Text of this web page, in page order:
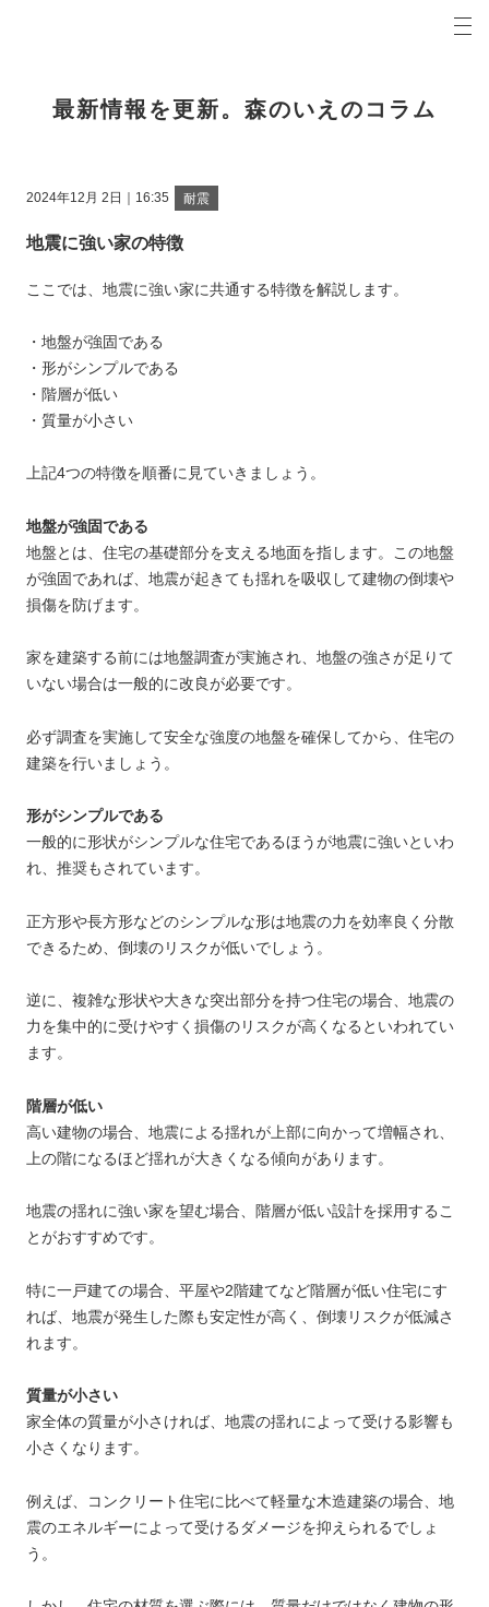
2024年12月 2日｜16:35 耐震
地震に強い家の特徴
最新情報を更新。森のいえのコラム
ここでは、地震に強い家に共通する特徴を解説します。
・地盤が強固である
・形がシンプルである
・階層が低い
・質量が小さい
上記4つの特徴を順番に見ていきましょう。
地盤が強固である
地盤とは、住宅の基礎部分を支える地面を指します。この地盤
が強固であれば、地震が起きても揺れを吸収して建物の倒壊や
損傷を防げます。
家を建築する前には地盤調査が実施され、地盤の強さが足りて
いない場合は一般的に改良が必要です。
必ず調査を実施して安全な強度の地盤を確保してから、住宅の
建築を行いましょう。
形がシンプルである
一般的に形状がシンプルな住宅であるほうが地震に強いといわ
れ、推奨もされています。
正方形や長方形などのシンプルな形は地震の力を効率良く分散
できるため、倒壊のリスクが低いでしょう。
逆に、複雑な形状や大きな突出部分を持つ住宅の場合、地震の
力を集中的に受けやすく損傷のリスクが高くなるといわれてい
ます。
階層が低い
高い建物の場合、地震による揺れが上部に向かって増幅され、
上の階になるほど揺れが大きくなる傾向があります。
地震の揺れに強い家を望む場合、階層が低い設計を採用するこ
とがおすすめです。
特に一戸建ての場合、平屋や2階建てなど階層が低い住宅にす
れば、地震が発生した際も安定性が高く、倒壊リスクが低減さ
れます​​。
質量が小さい
家全体の質量が小さければ、地震の揺れによって受ける影響も
小さくなります。
例えば、コンクリート住宅に比べて軽量な木造建築の場合、地
震のエネルギーによって受けるダメージを抑えられるでしょ
う。